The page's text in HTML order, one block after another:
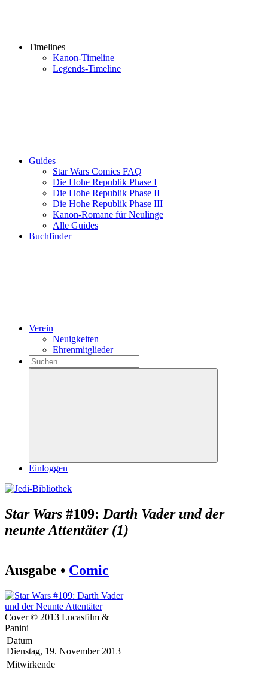
Timelines
Kanon-Timeline
Legends-Timeline
Guides
Star Wars Comics FAQ
Die Hohe Republik Phase I
Die Hohe Republik Phase II
Die Hohe Republik Phase III
Kanon-Romane für Neulinge
Alle Guides
Buchfinder
Verein
Neuigkeiten
Ehrenmitglieder
Search
Suchen
nach:
Suchen
Einloggen
Star Wars #109: Darth Vader und der
neunte Attentäter (1)
Ausgabe • Comic
Cover © 2013 Lucasfilm &
Panini
Datum
Dienstag, 19. November 2013
Mitwirkende